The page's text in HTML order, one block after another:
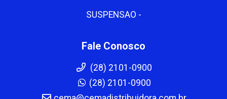
SUSPENSAO -
Fale Conosco
(28) 2101-0900
(28) 2101-0900